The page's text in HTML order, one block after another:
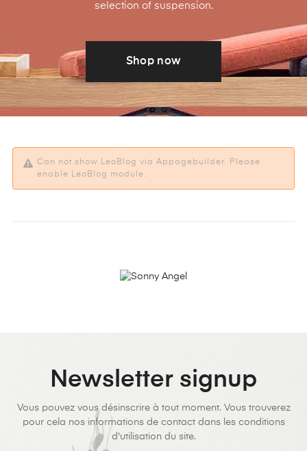
selection of suspension.
Shop now
Can not show LeoBlog via Appagebuilder. Please
enable LeoBlog module.
Newsletter signup
Vous pouvez vous désinscrire à tout moment. Vous trouverez
pour cela nos informations de contact dans les conditions
d'utilisation du site.